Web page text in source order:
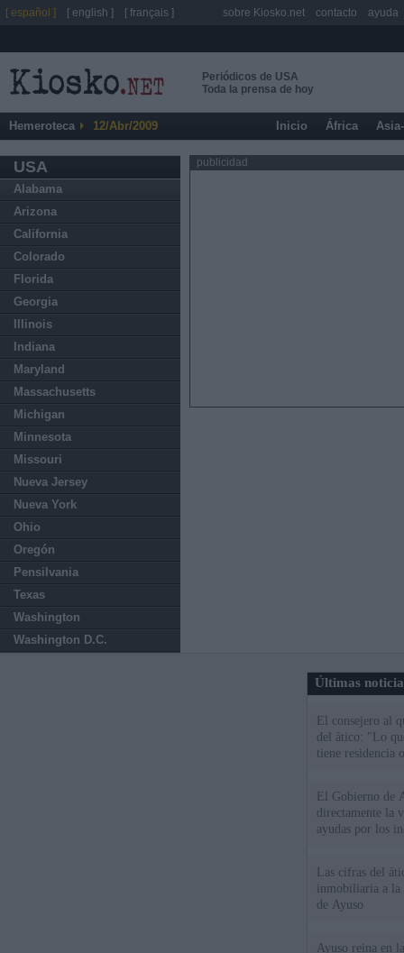
Periódicos de USA
Toda la prensa de hoy
Hemeroteca 12/Abr/2009 Inicio África
USA
Alabama
Arizona
California
Colorado
Florida
Georgia
Illinois
Indiana
Maryland
Massachusetts
Michigan
Minnesota
Missouri
Nueva Jersey
Nueva York
Ohio
Oregón
Pensilvania
Texas
Washington
Washington D.C.
publicidad
Últimas
El consejero al
del ático: "Lo
tiene residencia
El Gobierno de
directamente la
ayudas por los
Las cifras del
inmobiliaria a la
de Ayuso
Ayuso reina en
[ español ] [ english ] [ français ] sobre Kiosko.net contacto ayuda